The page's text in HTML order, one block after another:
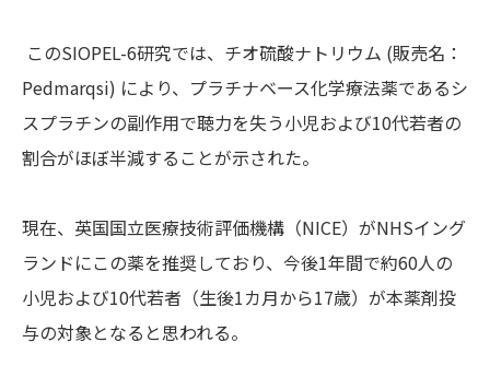
このSIOPEL-6研究では、チオ硫酸ナトリウム (販売名：
Pedmarqsi) により、プラチナベース化学療法薬であるシ
スプラチンの副作用で聴力を失う小児および10代若者の
割合がほぼ半減することが示された。
現在、英国国立医療技術評価機構（NICE）がNHSイング
ランドにこの薬を推奨しており、今後1年間で約60人の
小児および10代若者（生後1カ月から17歳）が本薬剤投
与の対象となると思われる。